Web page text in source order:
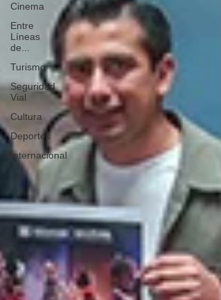
Cinema
Entre
Líneas
de...
Turismo
Seguridad
Vial
Cultura
Deportes
Internacional